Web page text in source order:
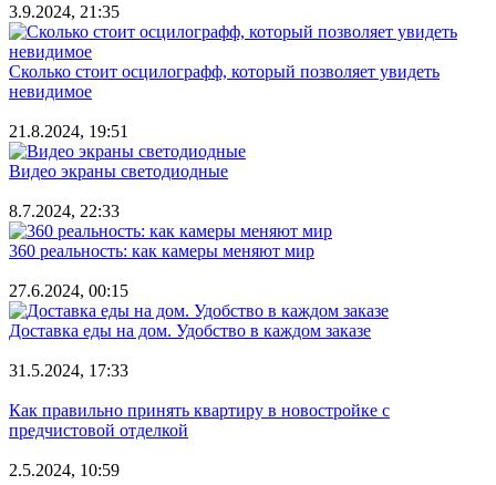
3.9.2024, 21:35
Сколько стоит осцилографф, который позволяет увидеть
невидимое
21.8.2024, 19:51
Видео экраны светодиодные
8.7.2024, 22:33
360 реальность: как камеры меняют мир
27.6.2024, 00:15
Доставка еды на дом. Удобство в каждом заказе
31.5.2024, 17:33
Как правильно принять квартиру в новостройке с
предчистовой отделкой
2.5.2024, 10:59